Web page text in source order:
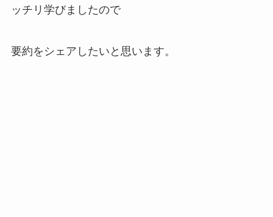
ッチリ学びましたので
要約をシェアしたいと思います。